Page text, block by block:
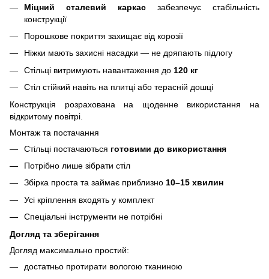
Міцний сталевий каркас забезпечує стабільність
конструкції
Порошкове покриття захищає від корозії
Ніжки мають захисні насадки — не дряпають підлогу
Стільці витримують навантаження до 120 кг
Стіл стійкий навіть на плитці або терасній дошці
Конструкція розрахована на щоденне використання на
відкритому повітрі.
Монтаж та постачання
Стільці постачаються готовими до використання
Потрібно лише зібрати стіл
Збірка проста та займає приблизно 10–15 хвилин
Усі кріплення входять у комплект
Спеціальні інструменти не потрібні
Догляд та зберігання
Догляд максимально простий:
достатньо протирати вологою тканиною